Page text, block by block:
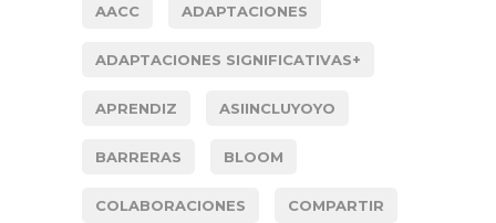
AACC ADAPTACIONES
ADAPTACIONES SIGNIFICATIVAS+
APRENDIZ ASIINCLUYOYO
BARRERAS BLOOM
COLABORACIONES COMPARTIR